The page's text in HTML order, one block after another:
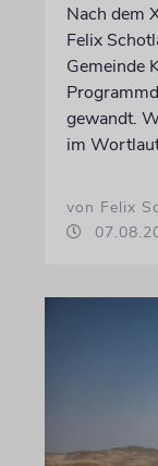
Nach dem
Felix
Gemeinde
gewandt.
im
von Felix